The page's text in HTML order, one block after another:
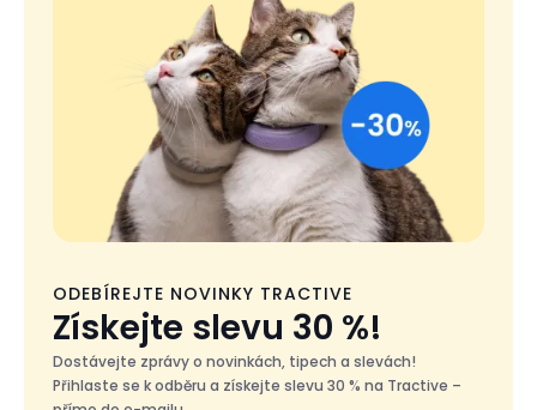
ODEBÍREJTE NOVINKY TRACTIVE
Získejte slevu 30 %!
Dostávejte zprávy o novinkách, tipech a slevách!
Přihlaste se k odběru a získejte slevu 30 % na Tractive –